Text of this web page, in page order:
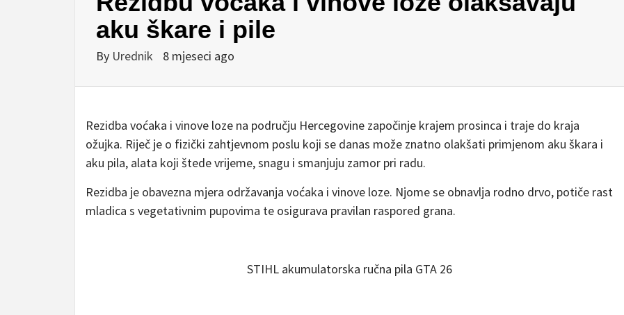
aku škare i pile
By Urednik 8 mjeseci ago
Rezidba voćaka i vinove loze na području Hercegovine započinje krajem prosinca i traje do kraja
ožujka. Riječ je o fizički zahtjevnom poslu koji se danas može znatno olakšati primjenom aku škara i
aku pila, alata koji štede vrijeme, snagu i smanjuju zamor pri radu.
Rezidba je obavezna mjera održavanja voćaka i vinove loze. Njome se obnavlja rodno drvo, potiče rast
mladica s vegetativnim pupovima te osigurava pravilan raspored grana.
STIHL akumulatorska ručna pila GTA 26